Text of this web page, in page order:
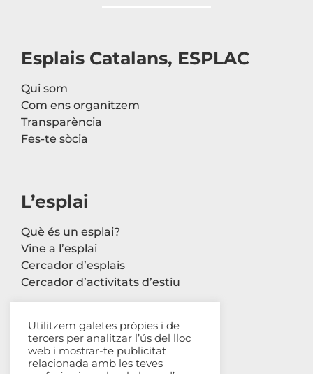
Esplais Catalans, ESPLAC
Qui som
Com ens organitzem
Transparència
Fes-te sòcia
L’esplai
Què és un esplai?
Vine a l’esplai
Cercador d’esplais
Cercador d’activitats d’estiu
Contacte
Utilitzem galetes pròpies i de
tercers per analitzar l’ús del lloc
web i mostrar-te publicitat
relacionada amb les teves